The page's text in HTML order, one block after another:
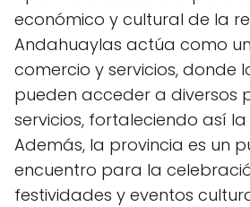
económico y cultural de la
Andahuaylas actúa como
comercio y servicios, donde
pueden acceder a diversos
servicios, fortaleciendo así
Además, la provincia es un
encuentro para la
festividades y eventos